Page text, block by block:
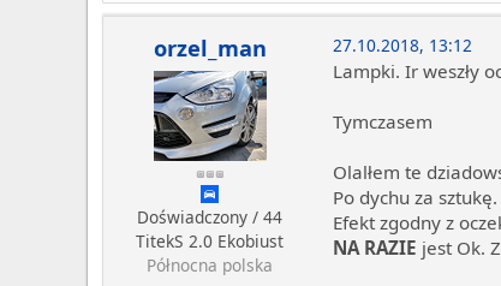
orzel_man
Doświadczony / 44
TitekS 2.0 Ekobiust
Północna polska
27.10.2018, 13:12
Lampki. Ir weszły
Tymczasem
Olalłem te
Po dychu za sztukę.
Efekt zgodny z
NA RAZIE jest Ok.